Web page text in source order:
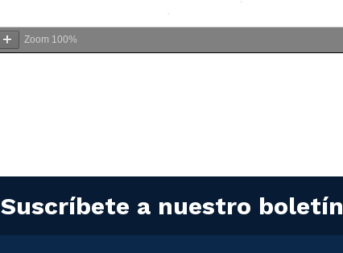
Zoom 100%
Suscríbete a nuestro boletín